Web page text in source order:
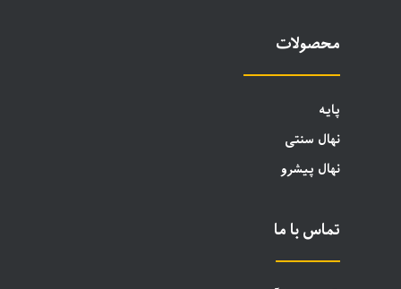
محصولات
پایه
نهال سنتی
نهال پیشرو
تماس با ما